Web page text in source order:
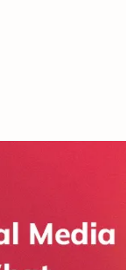
tun kann